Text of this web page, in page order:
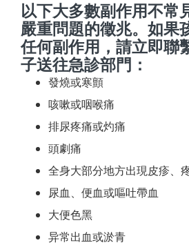
以下大多數副作用不常
嚴重問題的徵兆。如果
任何副作用，請立即聯
子送往急診部門：
發燒或寒顫
咳嗽或咽喉痛
排尿疼痛或灼痛
頭劇痛
全身大部分地方出現皮疹、
尿血、便血或嘔吐帶血
大便色黑
异常出血或淤青